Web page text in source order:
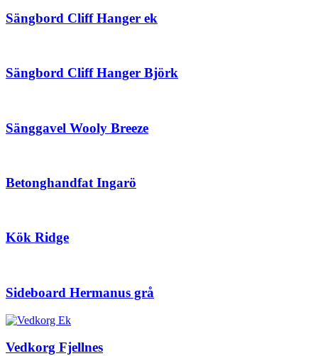
Sängbord Cliff Hanger ek
Sängbord Cliff Hanger Björk
Sänggavel Wooly Breeze
Betonghandfat Ingarö
Kök Ridge
Sideboard Hermanus grå
Vedkorg Fjellnes